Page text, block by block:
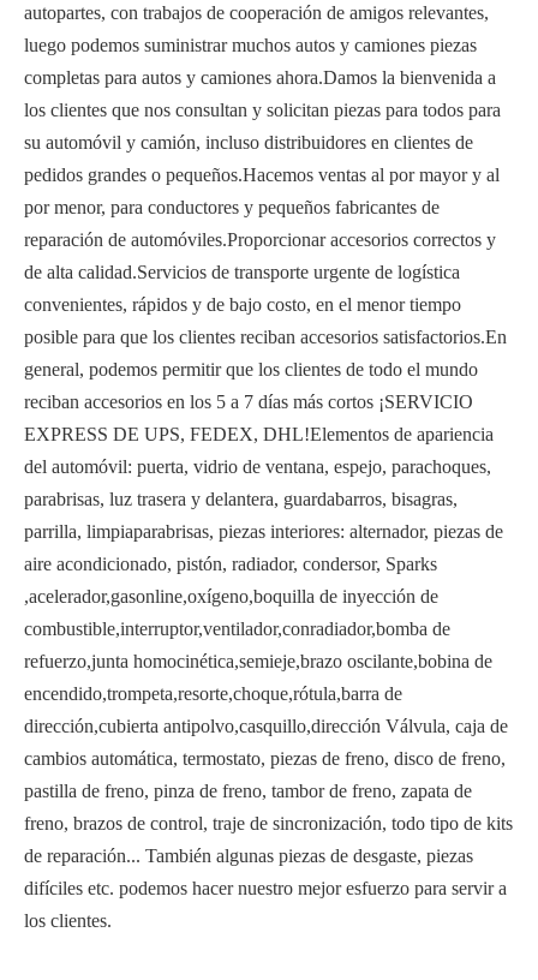
autopartes, con trabajos de cooperación de amigos relevantes,
luego podemos suministrar muchos autos y camiones piezas
completas para autos y camiones ahora.Damos la bienvenida a
los clientes que nos consultan y solicitan piezas para todos para
su automóvil y camión, incluso distribuidores en clientes de
pedidos grandes o pequeños.Hacemos ventas al por mayor y al
por menor, para conductores y pequeños fabricantes de
reparación de automóviles.Proporcionar accesorios correctos y
de alta calidad.Servicios de transporte urgente de logística
convenientes, rápidos y de bajo costo, en el menor tiempo
posible para que los clientes reciban accesorios satisfactorios.En
general, podemos permitir que los clientes de todo el mundo
reciban accesorios en los 5 a 7 días más cortos ¡SERVICIO
EXPRESS DE UPS, FEDEX, DHL!Elementos de apariencia
del automóvil: puerta, vidrio de ventana, espejo, parachoques,
parabrisas, luz trasera y delantera, guardabarros, bisagras,
parrilla, limpiaparabrisas, piezas interiores: alternador, piezas de
aire acondicionado, pistón, radiador, condersor, Sparks
,acelerador,gasonline,oxígeno,boquilla de inyección de
combustible,interruptor,ventilador,conradiador,bomba de
refuerzo,junta homocinética,semieje,brazo oscilante,bobina de
encendido,trompeta,resorte,choque,rótula,barra de
dirección,cubierta antipolvo,casquillo,dirección Válvula, caja de
cambios automática, termostato, piezas de freno, disco de freno,
pastilla de freno, pinza de freno, tambor de freno, zapata de
freno, brazos de control, traje de sincronización, todo tipo de kits
de reparación... También algunas piezas de desgaste, piezas
difíciles etc. podemos hacer nuestro mejor esfuerzo para servir a
los clientes.